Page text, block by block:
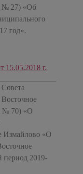
№ 27) «Об
год».
15.05.2018 г.
№ 70) «О
Измайлово «О
период 2019-